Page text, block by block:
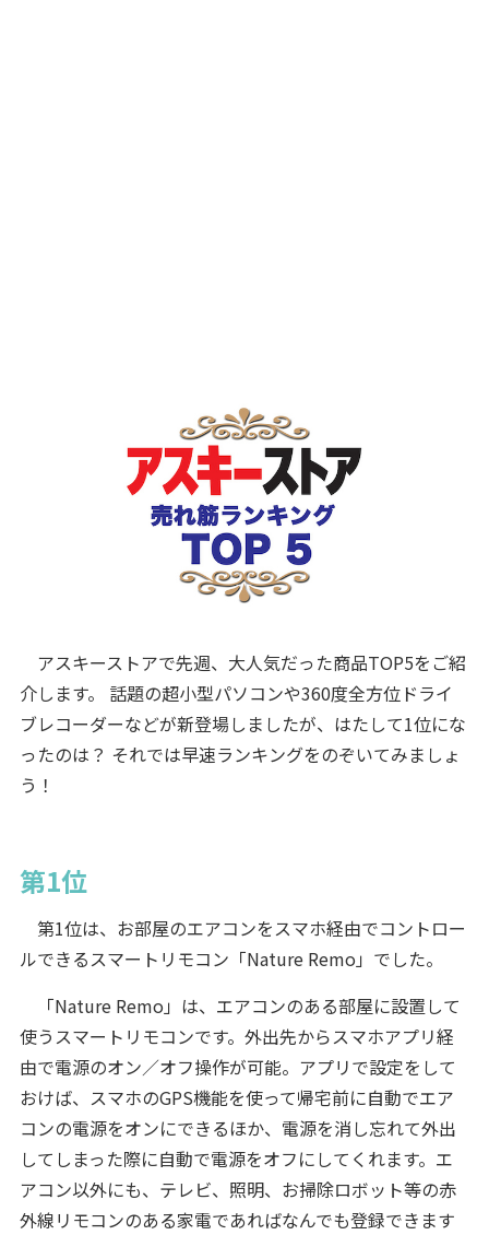
アスキーストアで先週、大人気だった商品TOP5をご紹
介します。 話題の超小型パソコンや360度全方位ドライ
ブレコーダーなどが新登場しましたが、はたして1位にな
ったのは？ それでは早速ランキングをのぞいてみましょ
う！
第1位
第1位は、お部屋のエアコンをスマホ経由でコントロー
ルできるスマートリモコン「Nature Remo」でした。
「Nature Remo」は、エアコンのある部屋に設置して
使うスマートリモコンです。外出先からスマホアプリ経
由で電源のオン／オフ操作が可能。アプリで設定をして
おけば、スマホのGPS機能を使って帰宅前に自動でエア
コンの電源をオンにできるほか、電源を消し忘れて外出
してしまった際に自動で電源をオフにしてくれます。エ
アコン以外にも、テレビ、照明、お掃除ロボット等の赤
外線リモコンのある家電であればなんでも登録できます